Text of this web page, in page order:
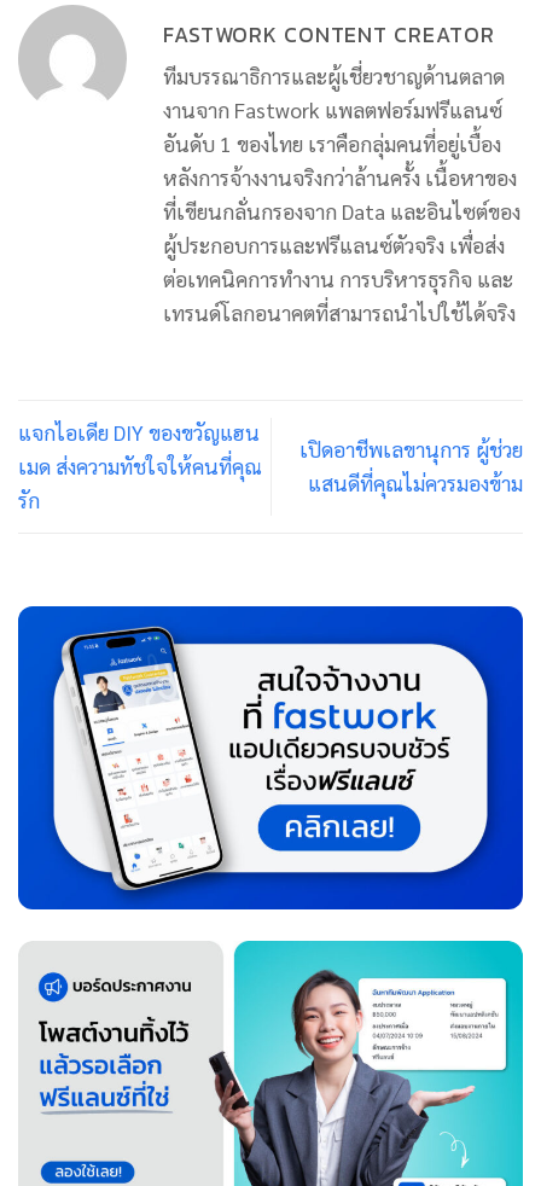
FASTWORK CONTENT CREATOR
ทีมบรรณาธิการและผู้เชี่ยวชาญด้านตลาด
งานจาก Fastwork แพลตฟอร์มฟรีแลนซ์
อันดับ 1 ของไทย เราคือกลุ่มคนที่อยู่เบื้อง
หลังการจ้างงานจริงกว่าล้านครั้ง เนื้อหาของ
ที่เขียนกลั่นกรองจาก Data และอินไซต์ของ
ผู้ประกอบการและฟรีแลนซ์ตัวจริง เพื่อส่ง
ต่อเทคนิคการทำงาน การบริหารธุรกิจ และ
เทรนด์โลกอนาคตที่สามารถนำไปใช้ได้จริง
แจกไอเดีย DIY ของขวัญแฮน
เมด ส่งความทัชใจให้คนที่คุณ
รัก
เปิดอาชีพเลขานุการ ผู้ช่วย
แสนดีที่คุณไม่ควรมองข้าม